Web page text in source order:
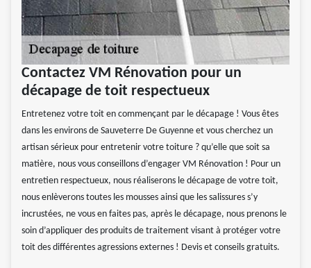
Contactez VM Rénovation pour un
décapage de toit respectueux
Entretenez votre toit en commençant par le décapage ! Vous êtes
dans les environs de Sauveterre De Guyenne et vous cherchez un
artisan sérieux pour entretenir votre toiture ? qu’elle que soit sa
matière, nous vous conseillons d’engager VM Rénovation ! Pour un
entretien respectueux, nous réaliserons le décapage de votre toit,
nous enlèverons toutes les mousses ainsi que les salissures s’y
incrustées, ne vous en faites pas, après le décapage, nous prenons le
soin d’appliquer des produits de traitement visant à protéger votre
toit des différentes agressions externes ! Devis et conseils gratuits.